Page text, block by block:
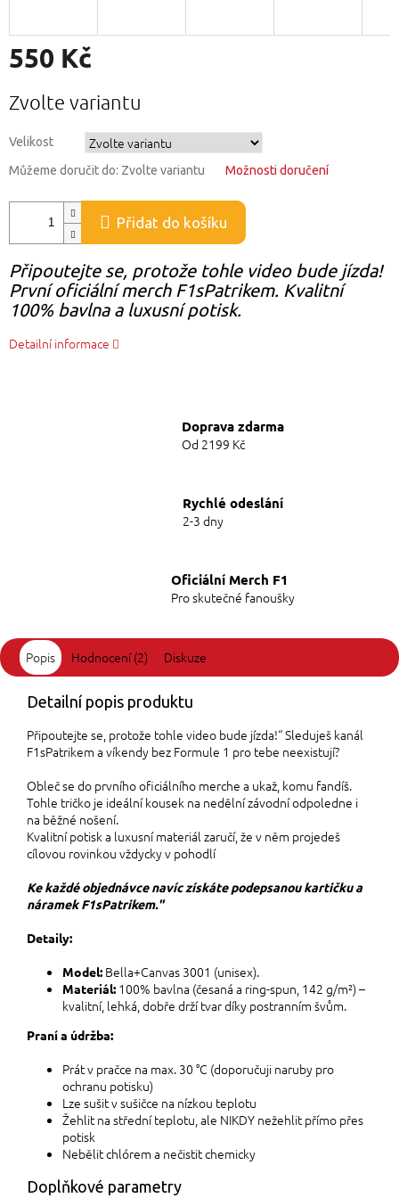
550 Kč
cena:
Zvolte variantu
Velikost
Můžeme doručit do: Zvolte variantu Možnosti doručení
Přidat do košíku
Připoutejte se, protože tohle video bude jízda!
První oficiální merch F1sPatrikem. Kvalitní
100% bavlna a luxusní potisk.
Detailní informace
Doprava zdarma
Od 2199 Kč
Rychlé odeslání
2-3 dny
Oficiální Merch F1
Pro skutečné fanoušky
Popis Hodnocení (2) Diskuze
Detailní popis produktu
Připoutejte se, protože tohle video bude jízda!“ Sleduješ kanál
F1sPatrikem a víkendy bez Formule 1 pro tebe neexistují?
Obleč se do prvního oficiálního merche a ukaž, komu fandíš.
Tohle tričko je ideální kousek na nedělní závodní odpoledne i
na běžné nošení.
Kvalitní potisk a luxusní materiál zaručí, že v něm projedeš
cílovou rovinkou vždycky v pohodlí
Ke každé objednávce navíc získáte podepsanou kartičku a
náramek F1sPatrikem."
Detaily:
Model: Bella+Canvas 3001 (unisex).
Materiál: 100% bavlna (česaná a ring-spun, 142 g/m²) –
kvalitní, lehká, dobře drží tvar díky postranním švům.
Praní a údržba:
Prát v pračce na max. 30 °C (doporučuji naruby pro
ochranu potisku)
Lze sušit v sušičce na nízkou teplotu
Žehlit na střední teplotu, ale NIKDY nežehlit přímo přes
potisk
Nebělit chlórem a nečistit chemicky
Doplňkové parametry